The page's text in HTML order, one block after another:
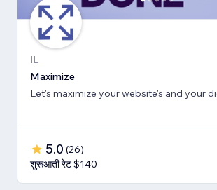
IL
Maximize
Let's maximize your website's and your
5.0 (26)
शुरूआती रेट $140